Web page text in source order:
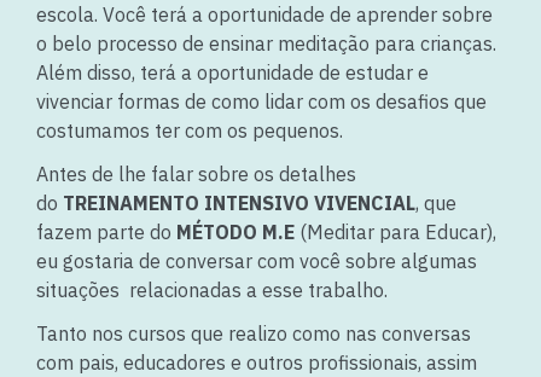
escola. Você terá a oportunidade de aprender sobre
o belo processo de ensinar meditação para crianças.
Além disso, terá a oportunidade de estudar e
vivenciar formas de como lidar com os desafios que
costumamos ter com os pequenos.
Antes de lhe falar sobre os detalhes
do TREINAMENTO INTENSIVO VIVENCIAL, que
fazem parte do MÉTODO M.E (Meditar para Educar),
eu gostaria de conversar com você sobre algumas
situações relacionadas a esse trabalho.
Tanto nos cursos que realizo como nas conversas
com pais, educadores e outros profissionais, assim